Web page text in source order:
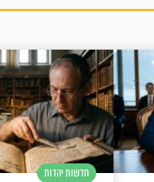
חדשות יהדות